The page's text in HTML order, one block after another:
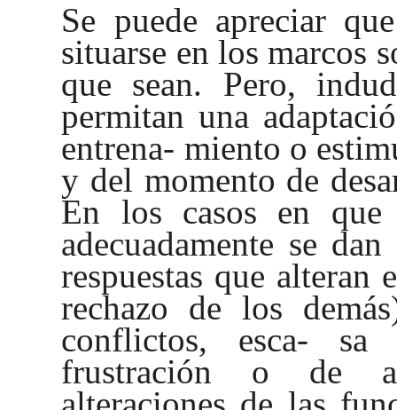
Se puede apreciar
situarse en los marcos
que sean. Pero,
permitan una
entrena- miento o
y del momento de
En los casos en que
adecuadamente se
respuestas que
rechazo de los
conflictos, esca-
frustración o de